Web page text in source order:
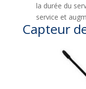
la durée du
service et
Capteur